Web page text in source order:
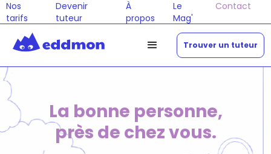
Nos
tarifs
Devenir
tuteur
À
propos
Le
Mag'
Contact
Trouver un tuteur
La bonne personne,
près de chez vous.